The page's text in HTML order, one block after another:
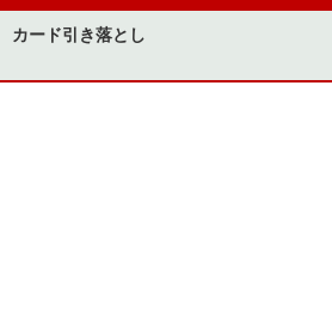
カード引き落とし